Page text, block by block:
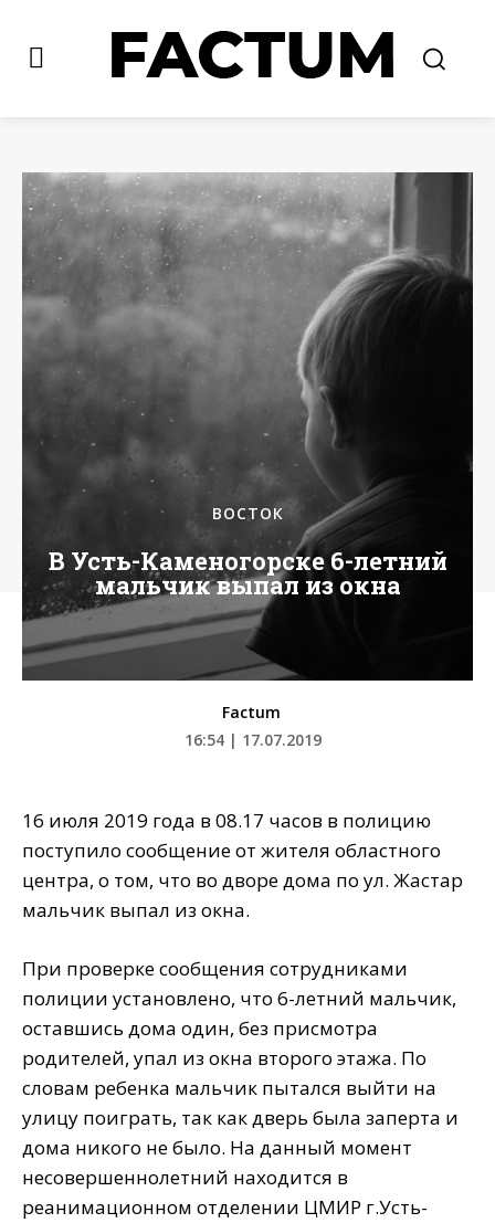
ВОСТОК
В Усть-Каменогорске 6-летний
мальчик выпал из окна
Factum
16:54 | 17.07.2019
16 июля 2019 года в 08.17 часов в полицию
поступило сообщение от жителя областного
центра, о том, что во дворе дома по ул. Жастар
мальчик выпал из окна.
При проверке сообщения сотрудниками
полиции установлено, что 6-летний мальчик,
оставшись дома один, без присмотра
родителей, упал из окна второго этажа. По
словам ребенка мальчик пытался выйти на
улицу поиграть, так как дверь была заперта и
дома никого не было. На данный момент
несовершеннолетний находится в
реанимационном отделении ЦМИР г.Усть-